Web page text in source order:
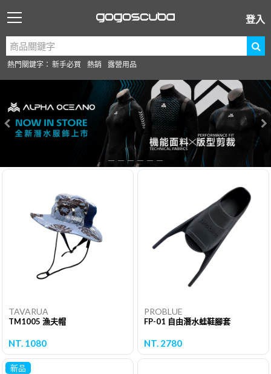
登入
熱門關鍵字： 新手必買 熱銷 露營用品
TAVARUA
TM1005 漁夫帽
NT. 1080
PROBLUE
FP-01 自由潛水蛙鞋腳套
NT. 2780
新品